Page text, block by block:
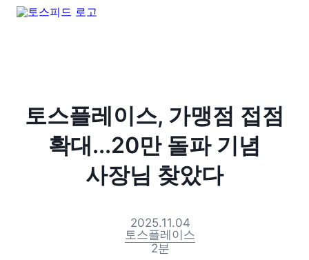
토스플레이스, 가맹점 접점
확대...20만 돌파 기념
사장님 찾았다
2025.11.04
토스플레이스
2분